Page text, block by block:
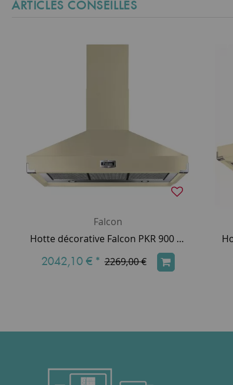
ARTICLES CONSEILLÉS
Falcon
Hotte décorative Falcon PKR 900 ultra aspirante Crème Chromé FHDSE900CR/C 90cm 775m3/h (puissance max.)
2042,10 € * 2269,00 €